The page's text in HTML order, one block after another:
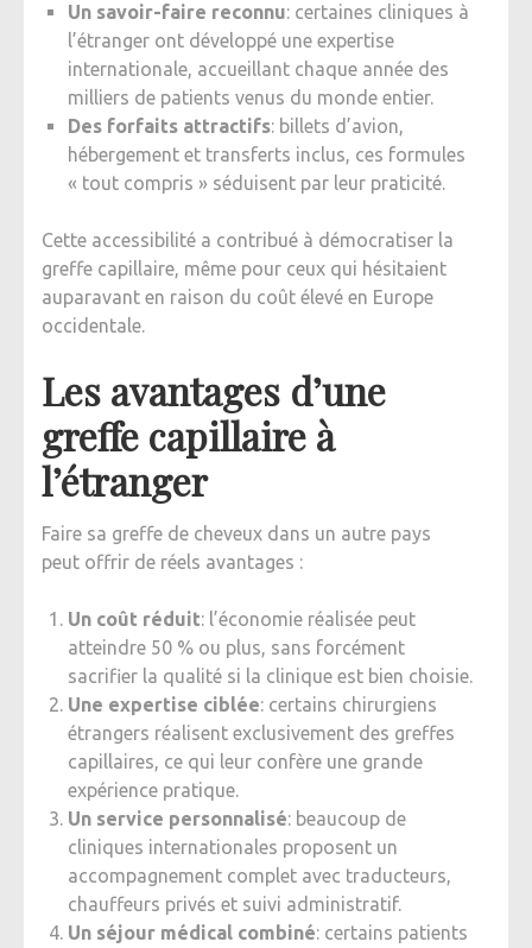
Un savoir-faire reconnu: certaines cliniques à
l’étranger ont développé une expertise
internationale, accueillant chaque année des
milliers de patients venus du monde entier.
Des forfaits attractifs: billets d’avion,
hébergement et transferts inclus, ces formules
« tout compris » séduisent par leur praticité.
Cette accessibilité a contribué à démocratiser la
greffe capillaire, même pour ceux qui hésitaient
auparavant en raison du coût élevé en Europe
occidentale.
Les avantages d’une
greffe capillaire à
l’étranger
Faire sa greffe de cheveux dans un autre pays
peut offrir de réels avantages :
Un coût réduit: l’économie réalisée peut
atteindre 50 % ou plus, sans forcément
sacrifier la qualité si la clinique est bien choisie.
Une expertise ciblée: certains chirurgiens
étrangers réalisent exclusivement des greffes
capillaires, ce qui leur confère une grande
expérience pratique.
Un service personnalisé: beaucoup de
cliniques internationales proposent un
accompagnement complet avec traducteurs,
chauffeurs privés et suivi administratif.
Un séjour médical combiné: certains patients